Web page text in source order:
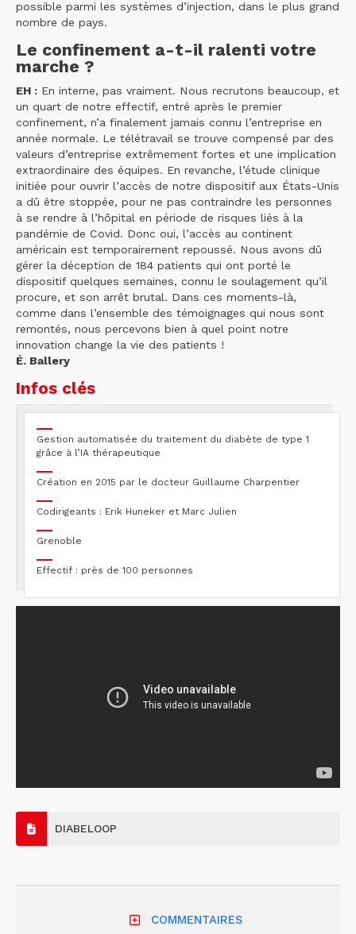
possible parmi les systèmes d’injection, dans le plus grand
nombre de pays.
Le confinement a-t-il ralenti votre
marche ?
EH : En interne, pas vraiment. Nous recrutons beaucoup, et
un quart de notre effectif, entré après le premier
confinement, n’a finalement jamais connu l’entreprise en
année normale. Le télétravail se trouve compensé par des
valeurs d’entreprise extrêmement fortes et une implication
extraordinaire des équipes. En revanche, l’étude clinique
initiée pour ouvrir l’accès de notre dispositif aux États-Unis
a dû être stoppée, pour ne pas contraindre les personnes
à se rendre à l’hôpital en période de risques liés à la
pandémie de Covid. Donc oui, l’accès au continent
américain est temporairement repoussé. Nous avons dû
gérer la déception de 184 patients qui ont porté le
dispositif quelques semaines, connu le soulagement qu’il
procure, et son arrêt brutal. Dans ces moments-là,
comme dans l’ensemble des témoignages qui nous sont
remontés, nous percevons bien à quel point notre
innovation change la vie des patients !
É. Ballery
Infos clés
Gestion automatisée du traitement du diabète de type 1
grâce à l’IA thérapeutique
Création en 2015 par le docteur Guillaume Charpentier
Codirigeants : Erik Huneker et Marc Julien
Grenoble
Effectif : près de 100 personnes
DIABELOOP
COMMENTAIRES